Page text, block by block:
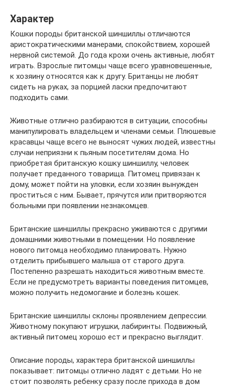
Характер
Кошки породы британской шиншиллы отличаются
аристократическими манерами, спокойствием, хорошей
нервной системой. До года крохи очень активные, любят
играть. Взрослые питомцы чаще всего уравновешенные,
к хозяину относятся как к другу. Британцы не любят
сидеть на руках, за порцией ласки предпочитают
подходить сами.
Животные отлично разбираются в ситуации, способны
манипулировать владельцем и членами семьи. Плюшевые
красавцы чаще всего не выносят чужих людей, известны
случаи неприязни к пьяным посетителям дома. Но
приобретая британскую кошку шиншиллу, человек
получает преданного товарища. Питомец привязан к
дому, может пойти на уловки, если хозяин вынужден
проститься с ним. Бывает, прячутся или притворяются
больными при появлении незнакомцев.
Британские шиншиллы прекрасно уживаются с другими
домашними животными в помещении. Но появление
нового питомца необходимо планировать. Нужно
отделить прибывшего малыша от старого друга.
Постепенно разрешать находиться животным вместе.
Если не предусмотреть варианты поведения питомцев,
можно получить недомогание и болезнь кошек.
Британские шиншиллы склоны проявлением депрессии.
Животному покупают игрушки, лабиринты. Подвижный,
активный питомец хорошо ест и прекрасно выглядит.
Описание породы, характера британской шиншиллы
показывает: питомцы отлично ладят с детьми. Но не
стоит позволять ребенку сразу после прихода в дом